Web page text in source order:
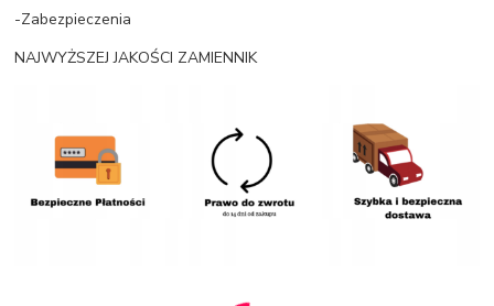
-Zabezpieczenia
NAJWYŻSZEJ JAKOŚCI ZAMIENNIK